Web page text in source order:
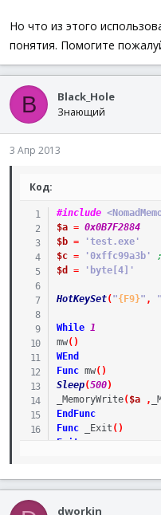
Но что из этого
понятия. Помогите
B Black_Hole
Знающий
3 Апр 2013
Код:
#include
$a = 0x0B7F2884
$b =
'test.exe'
$c = '0xffc99a3b'
$d
= 'byte[4]'
HotKeySet( "{F9}" ,
While 1
mw( )
WEnd
Func mw( )
Sleep(500)
_MemoryWrite( $a ,
EndFunc
Func
_Exit ( )
Exit
dworkin